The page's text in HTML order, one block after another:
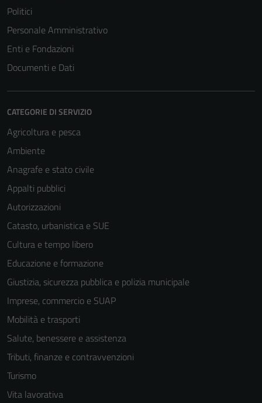
Politici
Personale Amministrativo
Enti e Fondazioni
Documenti e Dati
CATEGORIE DI SERVIZIO
Agricoltura e pesca
Ambiente
Anagrafe e stato civile
Appalti pubblici
Autorizzazioni
Catasto, urbanistica e SUE
Cultura e tempo libero
Educazione e formazione
Giustizia, sicurezza pubblica e polizia municipale
Imprese, commercio e SUAP
Mobilità e trasporti
Salute, benessere e assistenza
Tributi, finanze e contravvenzioni
Turismo
Vita lavorativa